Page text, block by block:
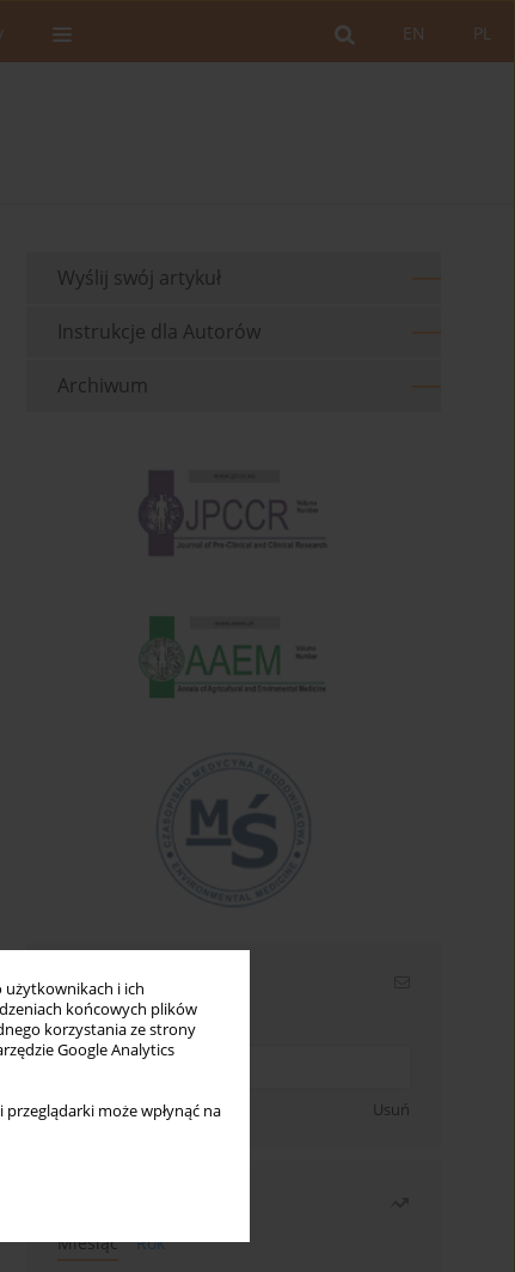
użytkownikach i ich
końcowych plików
korzystania ze strony
Google Analytics
może wpłynąć na
PL
EN
Wyślij swój artykuł
Instrukcje dla Autorów
Archiwum
Newsletter
Wpisz swój adres email
Zapisz się Usuń
Miesiąc
Rok